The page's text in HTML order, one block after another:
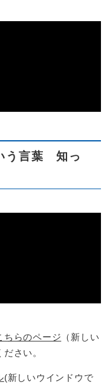
う言葉 知っ
ちらのページ （新しい
さい。
(新しいウインドウで